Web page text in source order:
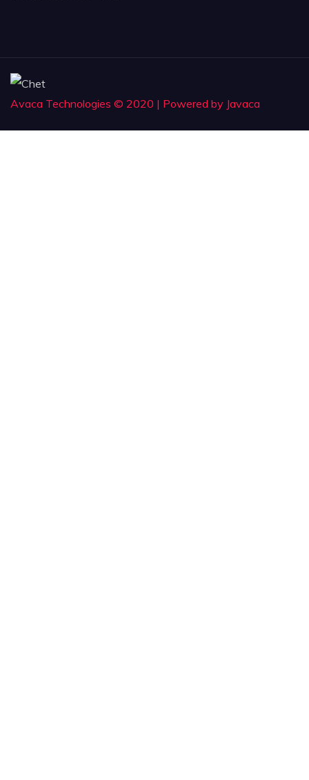
Avaca Technologies © 2020 | Powered by Javaca